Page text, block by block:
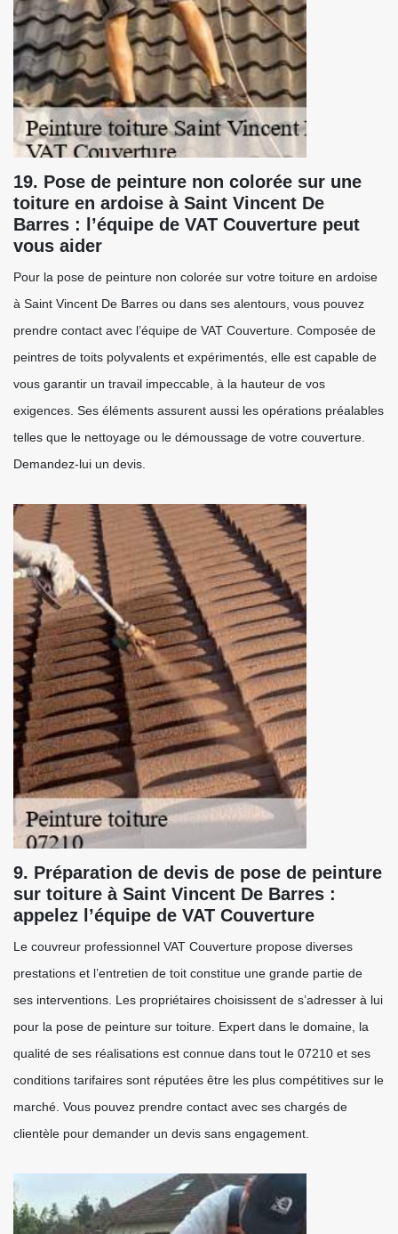
19. Pose de peinture non colorée sur une
toiture en ardoise à Saint Vincent De
Barres : l’équipe de VAT Couverture peut
vous aider
Pour la pose de peinture non colorée sur votre toiture en ardoise
à Saint Vincent De Barres ou dans ses alentours, vous pouvez
prendre contact avec l’équipe de VAT Couverture. Composée de
peintres de toits polyvalents et expérimentés, elle est capable de
vous garantir un travail impeccable, à la hauteur de vos
exigences. Ses éléments assurent aussi les opérations préalables
telles que le nettoyage ou le démoussage de votre couverture.
Demandez-lui un devis.
9. Préparation de devis de pose de peinture
sur toiture à Saint Vincent De Barres :
appelez l’équipe de VAT Couverture
Le couvreur professionnel VAT Couverture propose diverses
prestations et l’entretien de toit constitue une grande partie de
ses interventions. Les propriétaires choisissent de s’adresser à lui
pour la pose de peinture sur toiture. Expert dans le domaine, la
qualité de ses réalisations est connue dans tout le 07210 et ses
conditions tarifaires sont réputées être les plus compétitives sur le
marché. Vous pouvez prendre contact avec ses chargés de
clientèle pour demander un devis sans engagement.